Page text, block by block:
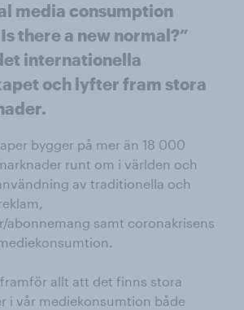
media consumption
there a new normal?”
internationella
och lyfter fram stora
bygger på mer än 18 000
runt om i världen och
av traditionella och
abonnemang samt coronakrisens
allt att det finns stora
i vår mediekonsumtion både